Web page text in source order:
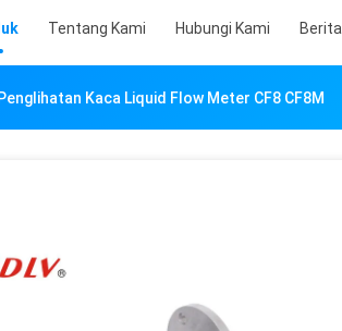
Tentang Kami Hubungi Kami Berita
Kaca Liquid Flow Meter CF8 CF8M